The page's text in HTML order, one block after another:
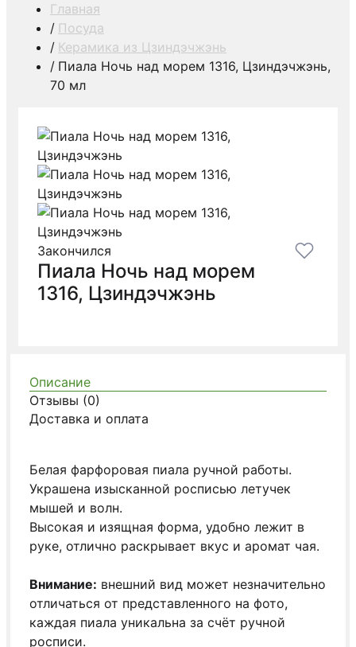
Главная
Посуда
Керамика из Цзиндэчжэнь
Пиала Ночь над морем 1316, Цзиндэчжэнь,
70 мл
Закончился
Пиала Ночь над морем
1316, Цзиндэчжэнь
Описание
Отзывы (0)
Доставка и оплата
Белая фарфоровая пиала ручной работы.
Украшена изысканной росписью летучек
мышей и волн.
Высокая и изящная форма, удобно лежит в
руке, отлично раскрывает вкус и аромат чая.
Внимание: внешний вид может незначительно
отличаться от представленного на фото,
каждая пиала уникальна за счёт ручной
росписи.